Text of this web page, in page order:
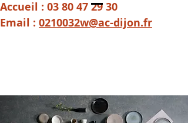
Accueil : 03 80 47 29 30
Email : 0210032w@ac-dijon.fr